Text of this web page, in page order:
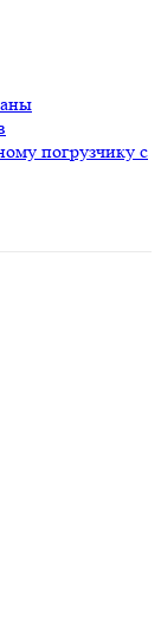
погрузчику с